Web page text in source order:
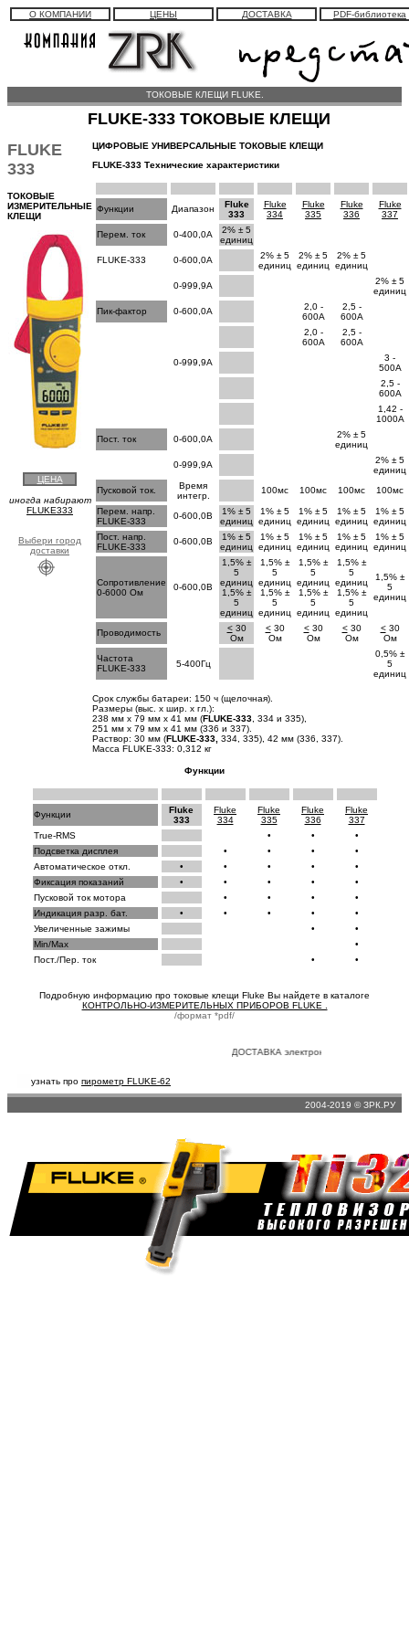
О КОМПАНИИ ЦЕНЫ ДОСТАВКА PDF-библиотека
ТОКОВЫЕ КЛЕЩИ FLUKE.
FLUKE-333 ТОКОВЫЕ КЛЕЩИ
FLUKE
333
ТОКОВЫЕ
ИЗМЕРИТЕЛЬНЫЕ
КЛЕЩИ
ЦЕНА
иногда набирают
FLUKE333
Выбери город
доставки
ЦИФРОВЫЕ УНИВЕРСАЛЬНЫЕ ТОКОВЫЕ КЛЕЩИ
FLUKE-333 Технические характеристики
Функции Диапазон
Fluke
333
Fluke
334
Fluke
335
Fluke
336
Fluke
337
Перем. ток
0-400,0A
2% ± 5
единиц
FLUKE-333
0-600,0A
2% ± 5
единиц
2% ± 5
единиц
2% ± 5
единиц
0-999,9A
2% ± 5
единиц
Пик-фактор
0-600,0A
2,0 -
600A
2,5 -
600A
2,0 -
600A
2,5 -
600A
0-999,9A
3 -
500A
2,5 -
600A
1,42 -
1000A
Пост. ток
0-600,0A
2% ± 5
единиц
0-999,9A
2% ± 5
единиц
Пусковой ток.
Время
интегр.
100мс 100мс 100мс 100мс
Перем. напр.
FLUKE-333
0-600,0В
1% ± 5
единиц
1% ± 5
единиц
1% ± 5
единиц
1% ± 5
единиц
1% ± 5
единиц
Пост. напр.
FLUKE-333
0-600,0В
1% ± 5
единиц
1% ± 5
единиц
1% ± 5
единиц
1% ± 5
единиц
1% ± 5
единиц
Сопротивление
0-6000 Ом
0-600,0В
1,5% ±
5
единиц
1,5% ±
5
единиц
1,5% ±
5
единиц
1,5% ±
5
единиц
1,5% ±
5
единиц
1,5% ±
5
единиц
1,5% ±
5
единиц
1,5% ±
5
единиц
1,5% ±
5
единиц
Проводимость <30
Ом
<30
Ом
<30
Ом
<30
Ом
<30
Ом
Частота
FLUKE-333
5-400Гц
0,5% ±
5
единиц
Срок службы батареи: 150 ч (щелочная).
Размеры (выс. х шир. х гл.):
238 мм x 79 мм x 41 мм (FLUKE-333, 334 и 335),
251 мм x 79 мм x 41 мм (336 и 337).
Раствор: 30 мм (FLUKE-333, 334, 335), 42 мм (336, 337).
Масса FLUKE-333: 0,312 кг
Функции
Функции
Fluke
333
Fluke
334
Fluke
335
Fluke
336
Fluke
337
True-RMS
• •
•
Подсветка дисплея
• • •
•
Автоматическое откл.
• • • •
•
Фиксация показаний
• • • •
•
Пусковой ток мотора
• • •
•
Индикация разр. бат.
• • • •
•
Увеличенные зажимы
•
•
Min/Max
•
Пост./Пер. ток
• •
Подробную информацию про токовые клещи Fluke Вы найдете в каталоге
КОНТРОЛЬНО-ИЗМЕРИТЕЛЬНЫХ ПРИБОРОВ FLUKE .
/формат *pdf/
ДОСТАВКА электронно-
узнать про пирометр FLUKE-62
2004-2019 © ЗРК.РУ